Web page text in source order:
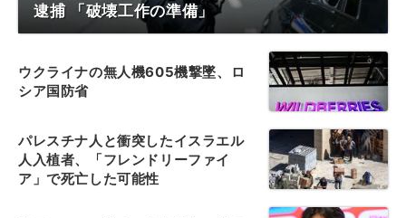
逮捕 「破壊工作の準備」
ウクライナの無人機605機撃墜、ロ
シア国防省
パレスチナ人と衝突したイスラエル
人入植者、「フレンドリーファイ
ア」で死亡した可能性